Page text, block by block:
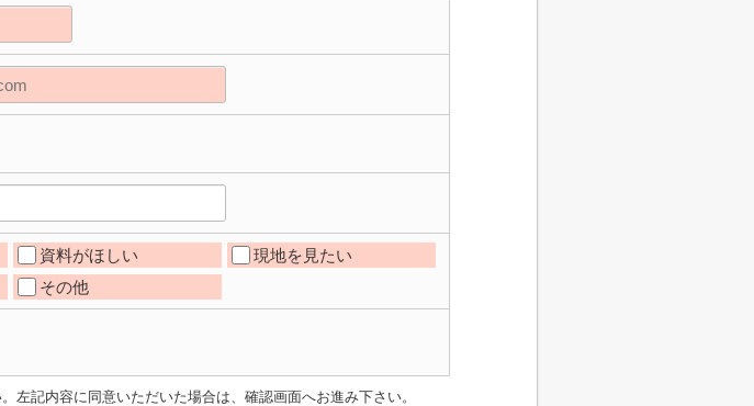
資料がほしい
現地を見たい
その他
左記内容に同意いただいた場合は、確認画面へお進み下さい。